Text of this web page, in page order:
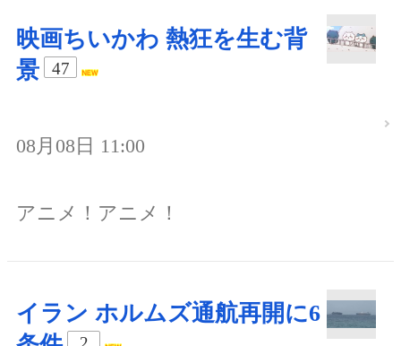
映画ちいかわ 熱狂を生む背
景
47
08月08日 11:00
アニメ！アニメ！
イラン ホルムズ通航再開に6